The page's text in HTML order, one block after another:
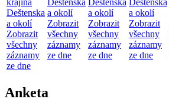
krajina
Deštenska
a okolí
Zobrazit
všechny
záznamy
ze dne
Deštenska
a okolí
Zobrazit
všechny
záznamy
ze dne
Deštenska
a okolí
Zobrazit
všechny
záznamy
ze dne
Deštenska
a okolí
Zobrazit
všechny
záznamy
ze dne
Anketa